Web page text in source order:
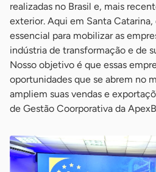
realizadas no Brasil e, mais
exterior. Aqui em Santa
essencial para mobilizar as
indústria de transformação e de
Nosso objetivo é que essas
oportunidades que se abrem no
ampliem suas vendas e
de Gestão Coorporativa da